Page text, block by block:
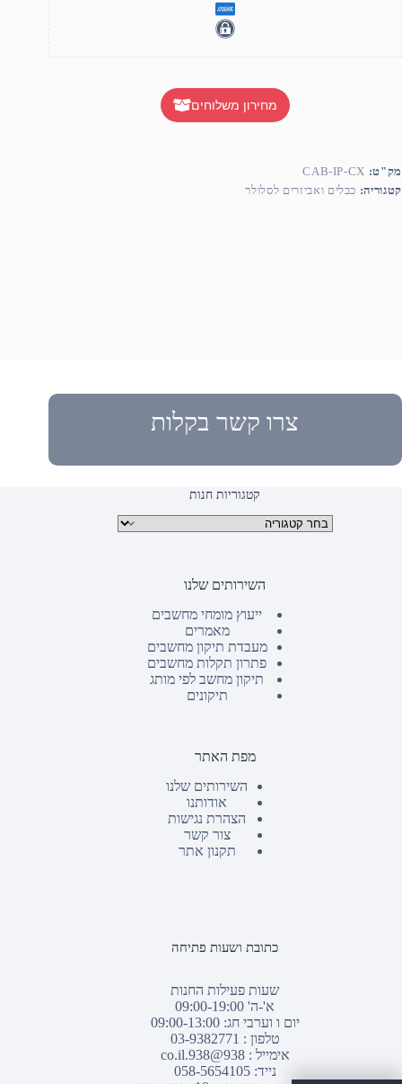
מחירון משלוחים
מק"ט: CAB-IP-CX
קטגוריה: כבלים ואביזרים לסלולר
צרו קשר בקלות
קטגוריות חנות
קטגוריות מוצרים
השירותים שלנו
ייעוץ מומחי מחשבים
מאמרים
מעבדת תיקון מחשבים
פתרון תקלות מחשבים
תיקון מחשב לפי מותג
תיקונים
מפת האתר
השירותים שלנו
אודותנו
הצהרת נגישות
צור קשר
תקנון אתר
כתובת ושעות פתיחה
שעות פעילות החנות
א'-ה' 09:00-19:00
יום ו וערבי חג: 09:00-13:00
טלפון : 03-9382771
אימייל :938@938.co.il
נייד: 058-5654105